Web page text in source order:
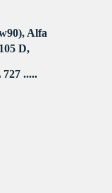
Alfa
D,
.....